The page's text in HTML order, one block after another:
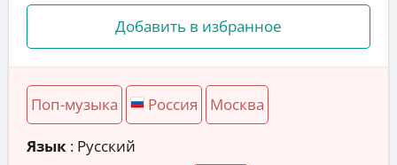
Добавить в избранное
Поп-музыка Россия Москва
Язык : Русский